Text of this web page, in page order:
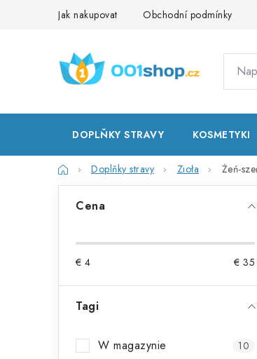
Jak nakupovat Obchodní podmínky
DOPLŇKY STRAVY KOSMETYKI
HomeDoplňky stravy Zioła Żeń-
e
Cena
€ 4 € 35
Tagi
W magazynie 10